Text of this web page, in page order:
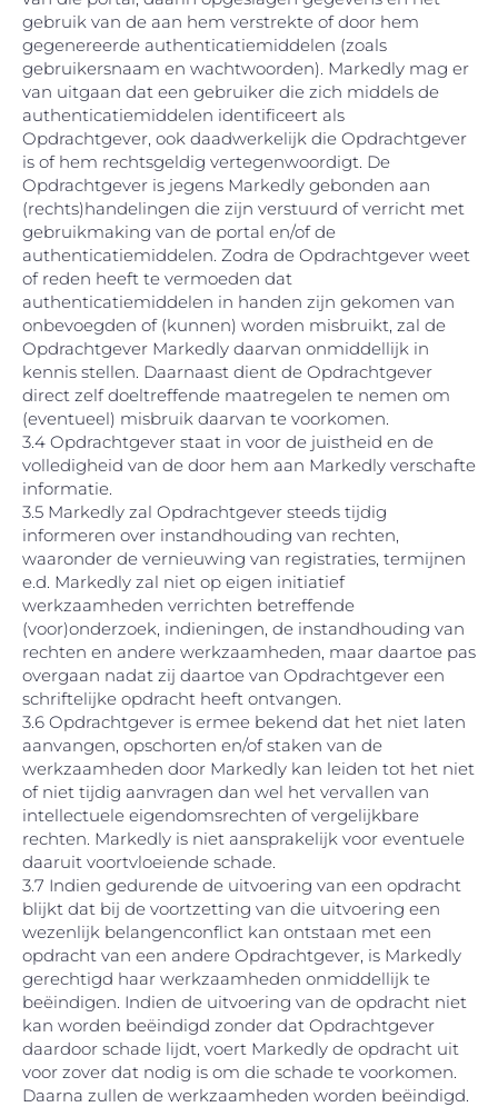
gebruik van de aan hem verstrekte of door hem
gegenereerde authenticatiemiddelen (zoals
gebruikersnaam en wachtwoorden). Markedly mag er
van uitgaan dat een gebruiker die zich middels de
authenticatiemiddelen identificeert als
Opdrachtgever, ook daadwerkelijk die Opdrachtgever
is of hem rechtsgeldig vertegenwoordigt. De
Opdrachtgever is jegens Markedly gebonden aan
(rechts)handelingen die zijn verstuurd of verricht met
gebruikmaking van de portal en/of de
authenticatiemiddelen. Zodra de Opdrachtgever weet
of reden heeft te vermoeden dat
authenticatiemiddelen in handen zijn gekomen van
onbevoegden of (kunnen) worden misbruikt, zal de
Opdrachtgever Markedly daarvan onmiddellijk in
kennis stellen. Daarnaast dient de Opdrachtgever
direct zelf doeltreffende maatregelen te nemen om
(eventueel) misbruik daarvan te voorkomen.
3.4 Opdrachtgever staat in voor de juistheid en de
volledigheid van de door hem aan Markedly verschafte
informatie.
3.5 Markedly zal Opdrachtgever steeds tijdig
informeren over instandhouding van rechten,
waaronder de vernieuwing van registraties, termijnen
e.d. Markedly zal niet op eigen initiatief
werkzaamheden verrichten betreffende
(voor)onderzoek, indieningen, de instandhouding van
rechten en andere werkzaamheden, maar daartoe pas
overgaan nadat zij daartoe van Opdrachtgever een
schriftelijke opdracht heeft ontvangen.
3.6 Opdrachtgever is ermee bekend dat het niet laten
aanvangen, opschorten en/of staken van de
werkzaamheden door Markedly kan leiden tot het niet
of niet tijdig aanvragen dan wel het vervallen van
intellectuele eigendomsrechten of vergelijkbare
rechten. Markedly is niet aansprakelijk voor eventuele
daaruit voortvloeiende schade.
3.7 Indien gedurende de uitvoering van een opdracht
blijkt dat bij de voortzetting van die uitvoering een
wezenlijk belangenconflict kan ontstaan met een
opdracht van een andere Opdrachtgever, is Markedly
gerechtigd haar werkzaamheden onmiddellijk te
beëindigen. Indien de uitvoering van de opdracht niet
kan worden beëindigd zonder dat Opdrachtgever
daardoor schade lijdt, voert Markedly de opdracht uit
voor zover dat nodig is om die schade te voorkomen.
Daarna zullen de werkzaamheden worden beëindigd.